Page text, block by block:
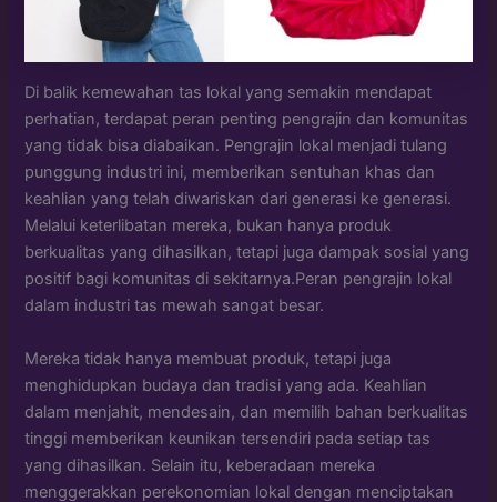
Di balik kemewahan tas lokal yang semakin mendapat
perhatian, terdapat peran penting pengrajin dan komunitas
yang tidak bisa diabaikan. Pengrajin lokal menjadi tulang
punggung industri ini, memberikan sentuhan khas dan
keahlian yang telah diwariskan dari generasi ke generasi.
Melalui keterlibatan mereka, bukan hanya produk
berkualitas yang dihasilkan, tetapi juga dampak sosial yang
positif bagi komunitas di sekitarnya.Peran pengrajin lokal
dalam industri tas mewah sangat besar.
Mereka tidak hanya membuat produk, tetapi juga
menghidupkan budaya dan tradisi yang ada. Keahlian
dalam menjahit, mendesain, dan memilih bahan berkualitas
tinggi memberikan keunikan tersendiri pada setiap tas
yang dihasilkan. Selain itu, keberadaan mereka
menggerakkan perekonomian lokal dengan menciptakan